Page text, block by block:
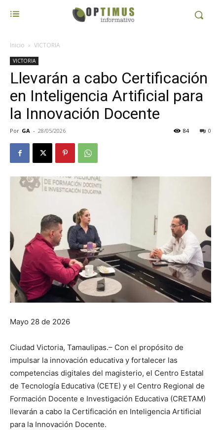
Inicio VICTORIA
VICTORIA
Llevarán a cabo Certificación
en Inteligencia Artificial para
la Innovación Docente
Por GA - 28/05/2026 0
84
Mayo 28 de 2026
Ciudad Victoria, Tamaulipas.– Con el propósito de
impulsar la innovación educativa y fortalecer las
competencias digitales del magisterio, el Centro Estatal
de Tecnología Educativa (CETE) y el Centro Regional de
Formación Docente e Investigación Educativa (CRETAM)
llevarán a cabo la Certificación en Inteligencia Artificial
para la Innovación Docente.